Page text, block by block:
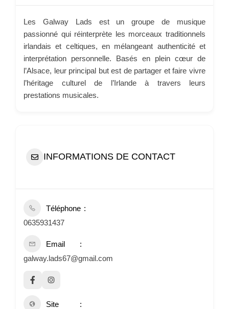
Les Galway Lads est un groupe de musique
passionné qui réinterprète les morceaux traditionnels
irlandais et celtiques, en mélangeant authenticité et
interprétation personnelle. Basés en plein cœur de
l’Alsace, leur principal but est de partager et faire vivre
l’héritage culturel de l’Irlande à travers leurs
prestations musicales.
INFORMATIONS DE CONTACT
Téléphone
0635931437
Email
galway.lads67@gmail.com
Site